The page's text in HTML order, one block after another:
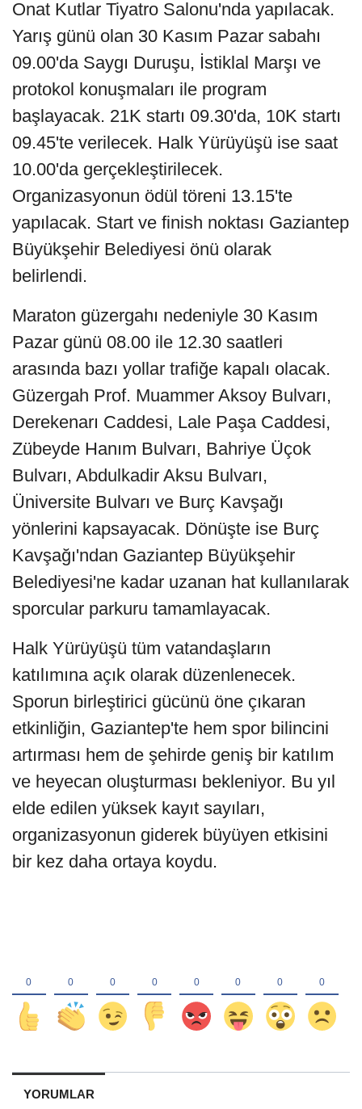
Onat Kutlar Tiyatro Salonu'nda yapılacak.
Yarış günü olan 30 Kasım Pazar sabahı
09.00'da Saygı Duruşu, İstiklal Marşı ve
protokol konuşmaları ile program
başlayacak. 21K startı 09.30'da, 10K startı
09.45'te verilecek. Halk Yürüyüşü ise saat
10.00'da gerçekleştirilecek.
Organizasyonun ödül töreni 13.15'te
yapılacak. Start ve finish noktası Gaziantep
Büyükşehir Belediyesi önü olarak
belirlendi.
Maraton güzergahı nedeniyle 30 Kasım
Pazar günü 08.00 ile 12.30 saatleri
arasında bazı yollar trafiğe kapalı olacak.
Güzergah Prof. Muammer Aksoy Bulvarı,
Derekenarı Caddesi, Lale Paşa Caddesi,
Zübeyde Hanım Bulvarı, Bahriye Üçok
Bulvarı, Abdulkadir Aksu Bulvarı,
Üniversite Bulvarı ve Burç Kavşağı
yönlerini kapsayacak. Dönüşte ise Burç
Kavşağı'ndan Gaziantep Büyükşehir
Belediyesi'ne kadar uzanan hat kullanılarak
sporcular parkuru tamamlayacak.
Halk Yürüyüşü tüm vatandaşların
katılımına açık olarak düzenlenecek.
Sporun birleştirici gücünü öne çıkaran
etkinliğin, Gaziantep'te hem spor bilincini
artırması hem de şehirde geniş bir katılım
ve heyecan oluşturması bekleniyor. Bu yıl
elde edilen yüksek kayıt sayıları,
organizasyonun giderek büyüyen etkisini
bir kez daha ortaya koydu.
YORUMLAR